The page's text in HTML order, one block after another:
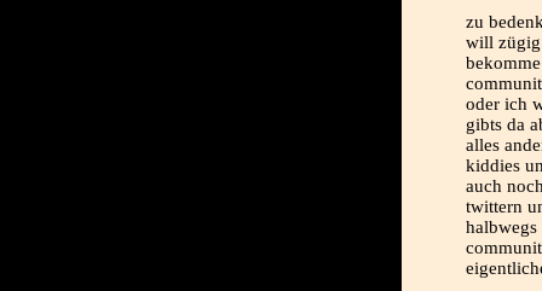
zu
will zügig
oder ich
gibts da
alles
kiddies
auch
twittern
halbwegs